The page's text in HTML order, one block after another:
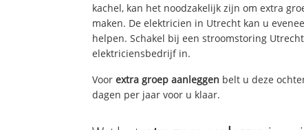
kachel, kan het noodzakelijk zijn om extra
maken. De elektricien in Utrecht kan u
helpen. Schakel bij een stroomstoring
elektriciensbedrijf in.
Voorextra groep aanleggen belt u deze
dagen per jaar voor u klaar.